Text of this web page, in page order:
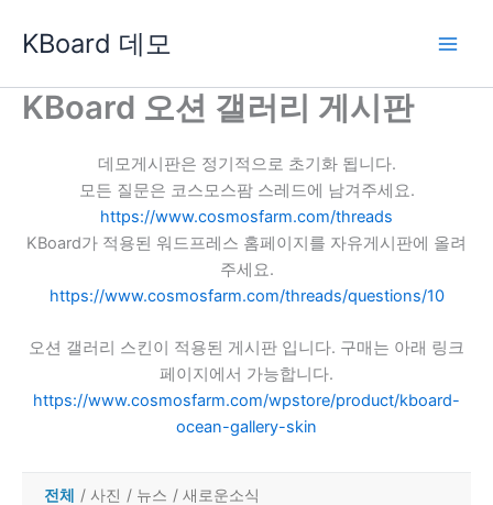
로
KBoard 데모
KBoard 오션 갤러리 게시판
데모게시판은 정기적으로 초기화 됩니다.
모든 질문은 코스모스팜 스레드에 남겨주세요.
https://www.cosmosfarm.com/threads
KBoard가 적용된 워드프레스 홈페이지를 자유게시판에 올려
주세요.
https://www.cosmosfarm.com/threads/questions/10
오션 갤러리 스킨이 적용된 게시판 입니다. 구매는 아래 링크
페이지에서 가능합니다.
https://www.cosmosfarm.com/wpstore/product/kboard-
ocean-gallery-skin
전체 / 사진 / 뉴스 / 새로운소식